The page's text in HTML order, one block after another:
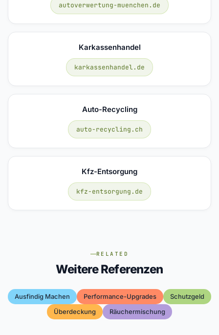
autoverwertung-muenchen.de
Karkassenhandel
karkassenhandel.de
Auto-Recycling
auto-recycling.ch
Kfz-Entsorgung
kfz-entsorgung.de
RELATED
Weitere Referenzen
Ausfindig Machen Performance-Upgrades
Schutzgeld
Überdeckung
Räuchermischung